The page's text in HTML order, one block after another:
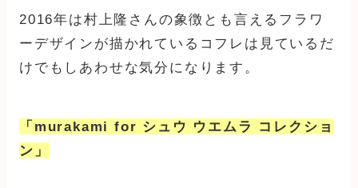
2016年は村上隆さんの象徴とも言えるフラワ
ーデザインが描かれているコフレは見ているだ
けでもしあわせな気分になります。
「murakami for シュウ ウエムラ コレクショ
ン」